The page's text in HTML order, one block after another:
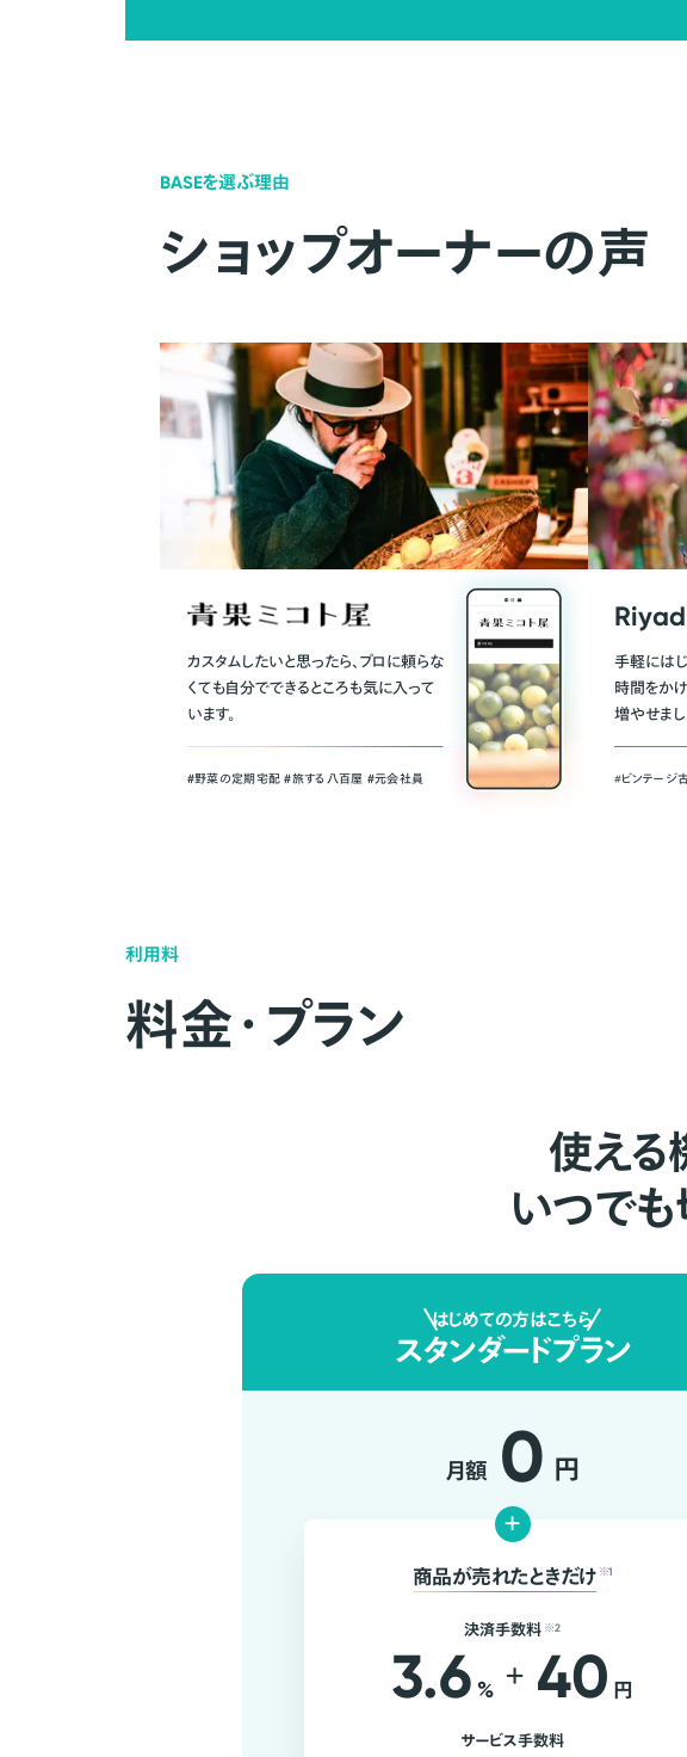
BASEを選ぶ理由
ショップオーナーの声
カスタムしたいと思ったら、プロに頼らな
くても自分でできるところも気に入って
います。
＃野菜の定期宅配 ＃旅する八百屋 ＃元会社員
手軽には
時間をか
増やせまし
#ビンテージ
利用料
料金・プラン
使える
いつでも
はじめての方はこちら
スタンダードプラン
月額 0 円
+
商品が売れたときだけ ※1
決済手数料 ※2
3.6 % + 40 円
サービス手数料